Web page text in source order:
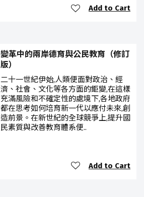
Add to Cart
變革中的兩岸德育與公民教育（修訂
版）
二十一世紀伊始,人類便面對政治、經
濟、社會、文化等各方面的鉅變,在這樣
充滿風險和不確定性的處境下,各地政府
都在思考如何培育新一代以應付未來,創
造前景。在新世紀的全球競爭上,提升國
民素質與改善教育體系便..
Add to Cart